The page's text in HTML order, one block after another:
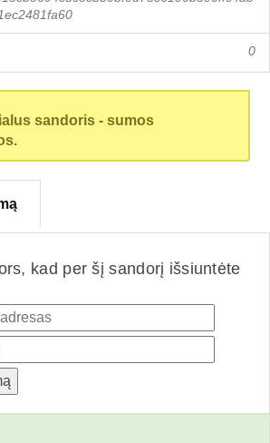
0
sandoris - sumos
kad per šį sandorį išsiuntėte